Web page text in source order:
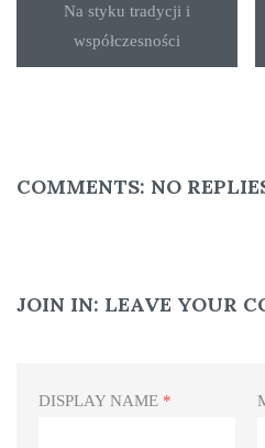
Na styku tradycji i
współczesności
COMMENTS: NO
JOIN IN: LEAVE YOUR
DISPLAY NAME *